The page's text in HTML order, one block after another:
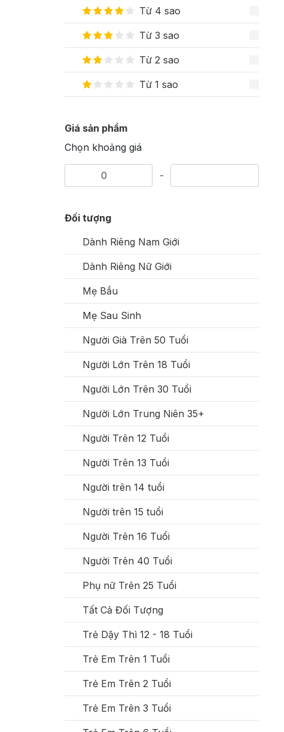
Từ 4 sao
Từ 3 sao
Từ 2 sao
Từ 1 sao
Giá sản phẩm
Chọn khoảng giá
-
Đối tượng
Dành Riêng Nam Giới
Dành Riêng Nữ Giới
Mẹ Bầu
Mẹ Sau Sinh
Người Già Trên 50 Tuổi
Người Lớn Trên 18 Tuổi
Người Lớn Trên 30 Tuổi
Người Lớn Trung Niên 35+
Người Trên 12 Tuổi
Người Trên 13 Tuổi
Người trên 14 tuổi
Người trên 15 tuổi
Người Trên 16 Tuổi
Người Trên 40 Tuổi
Phụ nữ Trên 25 Tuổi
Tất Cả Đối Tượng
Trẻ Dậy Thì 12 - 18 Tuổi
Trẻ Em Trên 1 Tuổi
Trẻ Em Trên 2 Tuổi
Trẻ Em Trên 3 Tuổi